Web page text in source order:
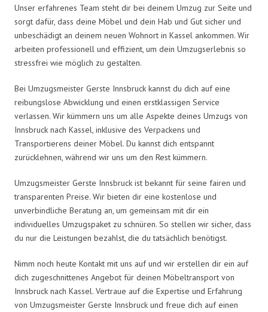
Unser erfahrenes Team steht dir bei deinem Umzug zur Seite und
sorgt dafür, dass deine Möbel und dein Hab und Gut sicher und
unbeschädigt an deinem neuen Wohnort in Kassel ankommen. Wir
arbeiten professionell und effizient, um dein Umzugserlebnis so
stressfrei wie möglich zu gestalten.
Bei Umzugsmeister Gerste Innsbruck kannst du dich auf eine
reibungslose Abwicklung und einen erstklassigen Service
verlassen. Wir kümmern uns um alle Aspekte deines Umzugs von
Innsbruck nach Kassel, inklusive des Verpackens und
Transportierens deiner Möbel. Du kannst dich entspannt
zurücklehnen, während wir uns um den Rest kümmern.
Umzugsmeister Gerste Innsbruck ist bekannt für seine fairen und
transparenten Preise. Wir bieten dir eine kostenlose und
unverbindliche Beratung an, um gemeinsam mit dir ein
individuelles Umzugspaket zu schnüren. So stellen wir sicher, dass
du nur die Leistungen bezahlst, die du tatsächlich benötigst.
Nimm noch heute Kontakt mit uns auf und wir erstellen dir ein auf
dich zugeschnittenes Angebot für deinen Möbeltransport von
Innsbruck nach Kassel. Vertraue auf die Expertise und Erfahrung
von Umzugsmeister Gerste Innsbruck und freue dich auf einen